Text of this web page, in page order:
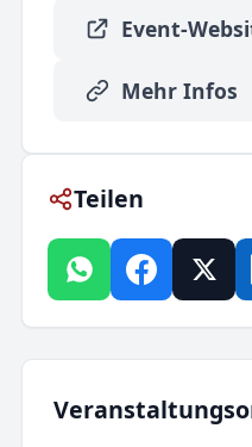
Event-
Mehr Infos
Teilen